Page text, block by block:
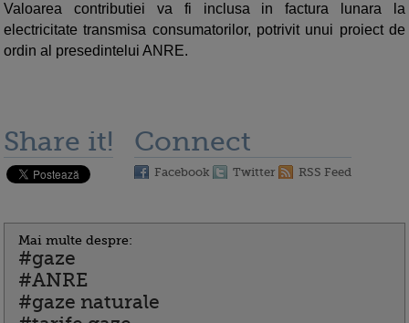
Valoarea contributiei va fi inclusa in factura lunara la
electricitate transmisa consumatorilor, potrivit unui proiect de
ordin al presedintelui ANRE.
Share it! Connect
Facebook Twitter RSS Feed
Mai multe despre:
#gaze
#ANRE
#gaze naturale